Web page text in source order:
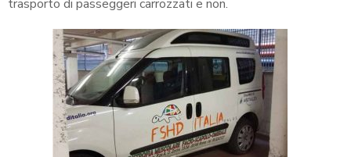
trasporto di passeggeri carrozzati e non.